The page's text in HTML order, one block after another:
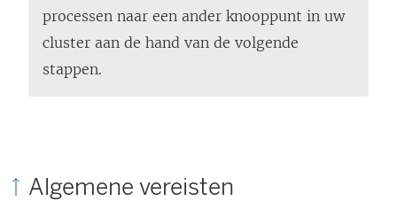
processen naar een ander knooppunt in uw
cluster aan de hand van de volgende
stappen.
Algemene vereisten